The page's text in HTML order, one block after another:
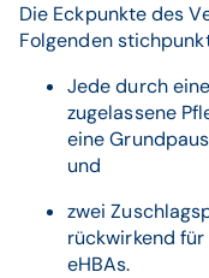
Die Eckpunkte des
Folgenden
Jede durch
zugelassene
eine
und
zwei
rückwirkend
eHBAs.